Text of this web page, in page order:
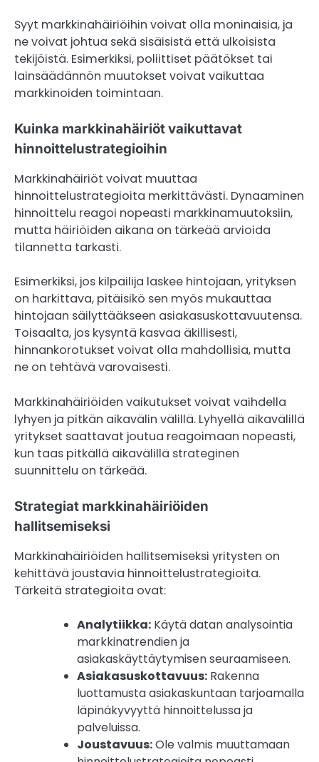
Syyt markkinahäiriöihin voivat olla moninaisia, ja
ne voivat johtua sekä sisäisistä että ulkoisista
tekijöistä. Esimerkiksi, poliittiset päätökset tai
lainsäädännön muutokset voivat vaikuttaa
markkinoiden toimintaan.
Kuinka markkinahäiriöt vaikuttavat
hinnoittelustrategioihin
Markkinahäiriöt voivat muuttaa
hinnoittelustrategioita merkittävästi. Dynaaminen
hinnoittelu reagoi nopeasti markkinamuutoksiin,
mutta häiriöiden aikana on tärkeää arvioida
tilannetta tarkasti.
Esimerkiksi, jos kilpailija laskee hintojaan, yrityksen
on harkittava, pitäisikö sen myös mukauttaa
hintojaan säilyttääkseen asiakasuskottavuutensa.
Toisaalta, jos kysyntä kasvaa äkillisesti,
hinnankorotukset voivat olla mahdollisia, mutta
ne on tehtävä varovaisesti.
Markkinahäiriöiden vaikutukset voivat vaihdella
lyhyen ja pitkän aikavälin välillä. Lyhyellä aikavälillä
yritykset saattavat joutua reagoimaan nopeasti,
kun taas pitkällä aikavälillä strateginen
suunnittelu on tärkeää.
Strategiat markkinahäiriöiden
hallitsemiseksi
Markkinahäiriöiden hallitsemiseksi yritysten on
kehittävä joustavia hinnoittelustrategioita.
Tärkeitä strategioita ovat:
Analytiikka: Käytä datan analysointia
markkinatrendien ja
asiakaskäyttäytymisen seuraamiseen.
Asiakasuskottavuus: Rakenna
luottamusta asiakaskuntaan tarjoamalla
läpinäkyvyyttä hinnoittelussa ja
palveluissa.
Joustavuus:Ole valmis muuttamaan